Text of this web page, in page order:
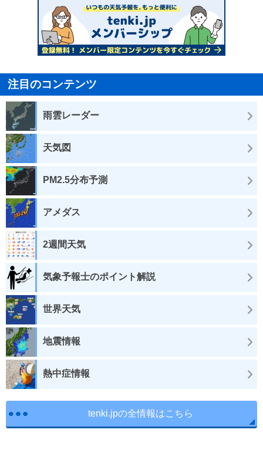
注目のコンテンツ
雨雲レーダー
天気図
PM2.5分布予測
アメダス
2週間天気
気象予報士のポイント解説
世界天気
地震情報
熱中症情報
tenki.jpの全情報はこちら